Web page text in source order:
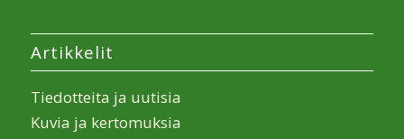
Artikkelit
Tiedotteita ja uutisia
Kuvia ja kertomuksia